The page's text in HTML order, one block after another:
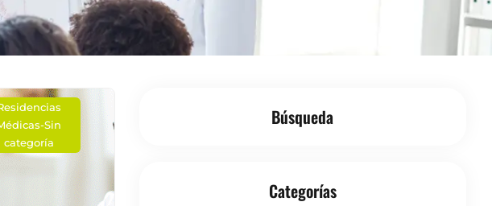
-Sin
categoría
Búsqueda
Categorías